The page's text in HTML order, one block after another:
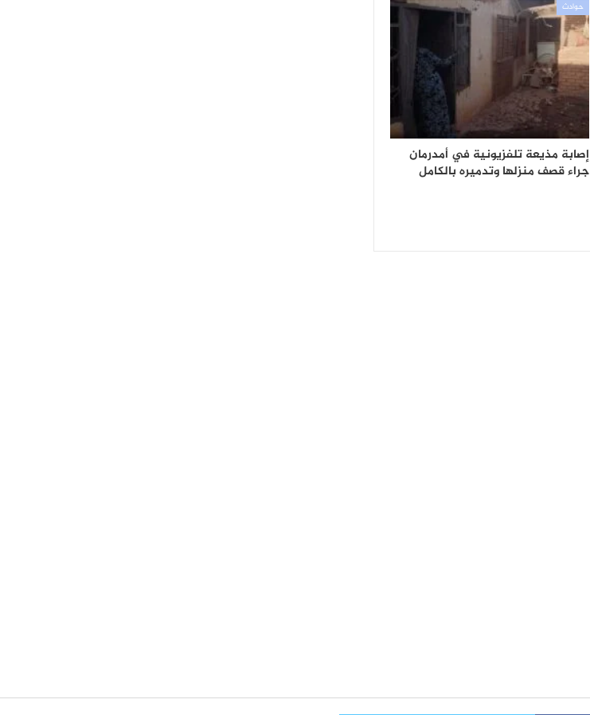
حوادث
إصابة مذيعة تلفزيونية في أمدرمان
جراء قصف منزلها وتدميره بالكامل